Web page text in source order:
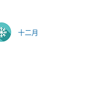
十二月